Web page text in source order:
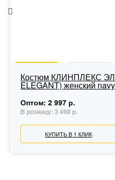
Костюм КЛИНПЛЕКС
ELEGANT) женский
Оптом: 2 997 р.
В розницу: 3 498 р.
КУПИТЬ В 1 КЛИК